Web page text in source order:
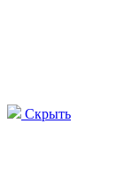
Скрыть